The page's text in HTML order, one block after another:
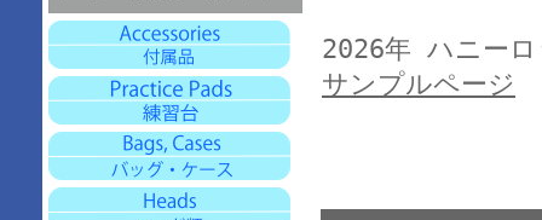
2026年 ハニー
サンプルページ